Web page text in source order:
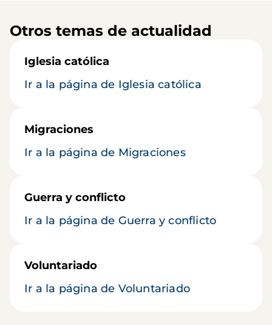
Otros temas de actualidad
Iglesia católica
Ir a la página de Iglesia católica
Migraciones
Ir a la página de Migraciones
Guerra y conflicto
Ir a la página de Guerra y conflicto
Voluntariado
Ir a la página de Voluntariado